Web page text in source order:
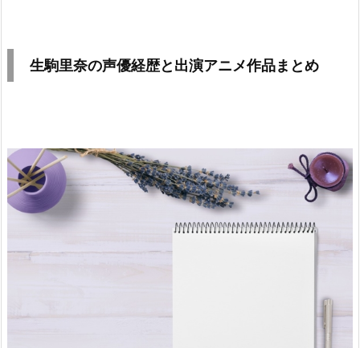
生駒里奈の声優経歴と出演アニメ作品まとめ